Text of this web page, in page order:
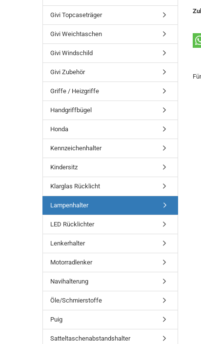
Givi Topcaseträger
Givi Weichtaschen
Givi Windschild
Givi Zubehör
Griffe / Heizgriffe
Handgriffbügel
Honda
Kennzeichenhalter
Kindersitz
Klarglas Rücklicht
Lampenhalter
LED Rücklichter
Lenkerhalter
Motorradlenker
Navihalterung
Öle/Schmierstoffe
Puig
Satteltaschenabstandshalter